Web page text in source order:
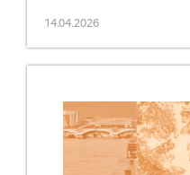
14.04.2026